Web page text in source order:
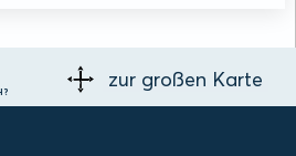
zur großen Karte